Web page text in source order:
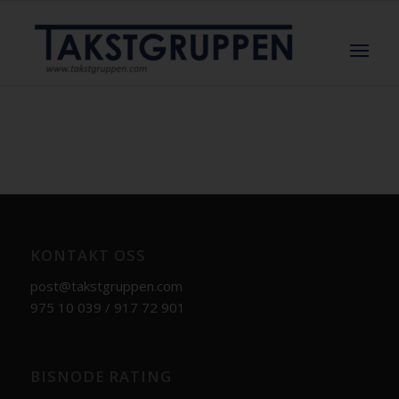
post@takstgruppen.com
975 10 039 / 917 72 901